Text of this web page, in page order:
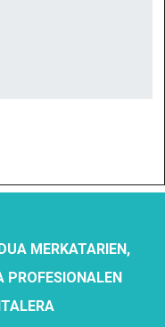
MERKATARIEN,
PROFESIONALEN